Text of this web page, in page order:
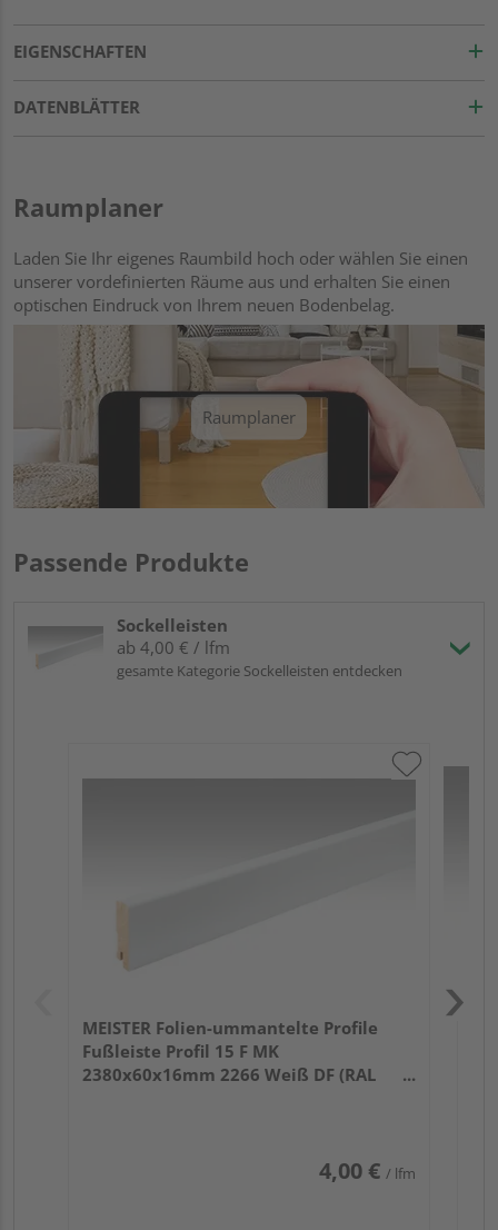
EIGENSCHAFTEN
DATENBLÄTTER
Raumplaner
Laden Sie Ihr eigenes Raumbild hoch oder wählen Sie einen
unserer vordefinierten Räume aus und erhalten Sie einen
optischen Eindruck von Ihrem neuen Bodenbelag.
Raumplaner
Passende Produkte
Sockelleisten
ab 4,00 € / lfm
gesamte Kategorie Sockelleisten entdecken
MEISTER Folien-ummantelte Profile
Fußleiste Profil 15 F MK
2380x60x16mm 2266 Weiß DF (RAL
4,00 € / lfm